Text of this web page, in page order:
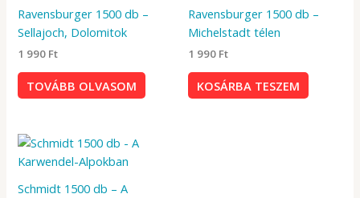
Ravensburger 1500 db –
Sellajoch, Dolomitok
1 990 Ft
TOVÁBB OLVASOM
Ravensburger 1500 db –
Michelstadt télen
1 990 Ft
KOSÁRBA TESZEM
Schmidt 1500 db – A